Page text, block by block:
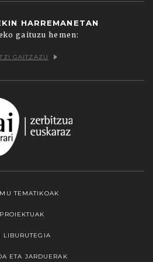
HARREMANETAN
gaituzu hemen:
GAITZAZU
TEMATIKOAK
PROIEKTUAK
LIBURUTEGIA
ETA JARDUERAK